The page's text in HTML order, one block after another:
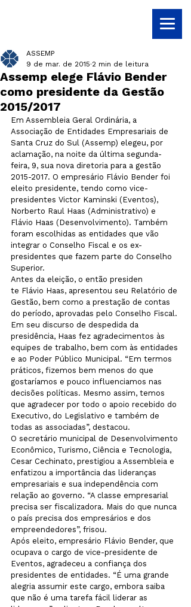
Assemp elege Flávio Bender
como presidente da Gestão
2015/2017
ASSEMP
9 de mar. de 2015 2 min de leitura
Em Assembleia Geral Ordinária, a
Associação de Entidades Empresariais de
Santa Cruz do Sul (Assemp) elegeu, por
aclamação, na noite da última segunda-
feira, 9, sua nova diretoria para a gestão
2015-2017. O empresário Flávio Bender foi
eleito presidente, tendo como vice-
presidentes Victor Kaminski (Eventos),
Norberto Raul Haas (Administrativo) e
Flávio Haas (Desenvolvimento). Também
foram escolhidas as entidades que vão
integrar o Conselho Fiscal e os ex-
presidentes que fazem parte do Conselho
Superior.
Antes da eleição, o então presiden
te Flávio Haas, apresentou seu Relatório de
Gestão, bem como a prestação de contas
do período, aprovadas pelo Conselho Fiscal.
Em seu discurso de despedida da
presidência, Haas fez agradecimentos às
equipes de trabalho, bem com às entidades
e ao Poder Público Municipal. “Em termos
práticos, fizemos bem menos do que
gostaríamos e pouco influenciamos nas
decisões políticas. Mesmo assim, temos
que agradecer por todo o apoio recebido do
Executivo, do Legislativo e também de
todas as associadas”, destacou.
O secretário municipal de Desenvolvimento
Econômico, Turismo, Ciência e Tecnologia,
Cesar Cechinato, prestigiou a Assembleia e
enfatizou a importância das lideranças
empresariais e sua independência com
relação ao governo. “A classe empresarial
precisa ser fiscalizadora. Mais do que nunca
o país precisa dos empresários e dos
empreendedores”, frisou.
Após eleito, empresário Flávio Bender, que
ocupava o cargo de vice-presidente de
Eventos, agradeceu a confiança dos
presidentes de entidades. “É uma grande
alegria assumir este cargo, embora saiba
que não é uma tarefa fácil liderar as